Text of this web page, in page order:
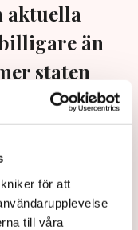
för att
till våra
aktuella
än
staten
elpriset
ska
till